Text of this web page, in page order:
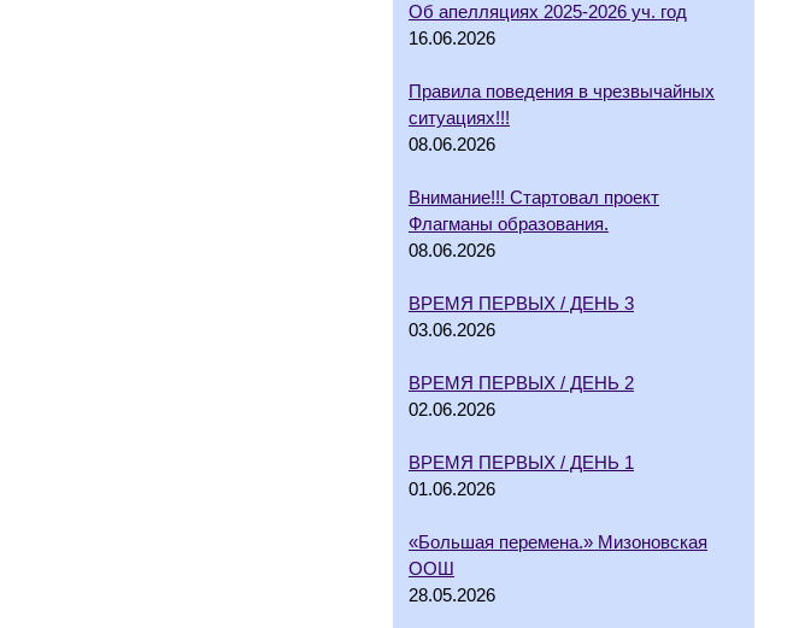
Об апелляциях 2025-2026 уч. год
16.06.2026
Правила поведения в чрезвычайных
ситуациях!!!
08.06.2026
Внимание!!! Стартовал проект
Флагманы образования.
08.06.2026
ВРЕМЯ ПЕРВЫХ / ДЕНЬ 3
03.06.2026
ВРЕМЯ ПЕРВЫХ / ДЕНЬ 2
02.06.2026
ВРЕМЯ ПЕРВЫХ / ДЕНЬ 1
01.06.2026
«Большая перемена.» Мизоновская
ООШ
28.05.2026